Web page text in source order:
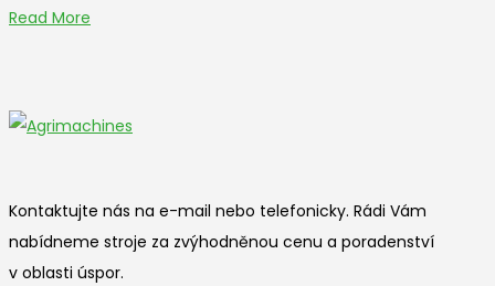
Read More
Kontaktujte nás na e-mail nebo telefonicky. Rádi Vám
nabídneme stroje za zvýhodněnou cenu a poradenství
v oblasti úspor.